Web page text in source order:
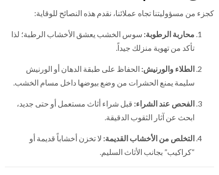
كجزء من مسؤوليتنا تجاه عملائنا، نقدم هذه النصائح للوقاية:
محاربة الرطوبة: سوس الخشب يعشق الأخشاب الرطبة؛ لذا
تأكد من تهوية منزلك جيداً.
الطلاء والورنيش: الحفاظ على طبقة الدهان أو الورنيش
سليمة يمنع الحشرات من وضع بيوضها داخل مسام الخشب.
الفحص عند الشراء: قبل شراء أثاث مستعمل أو حتى جديد،
ابحث عن آثار الثقوب الدقيقة.
التخلص من الأخشاب القديمة: لا تخزن أخشاباً قديمة أو
“كراكيب” بجانب الأثاث السليم.